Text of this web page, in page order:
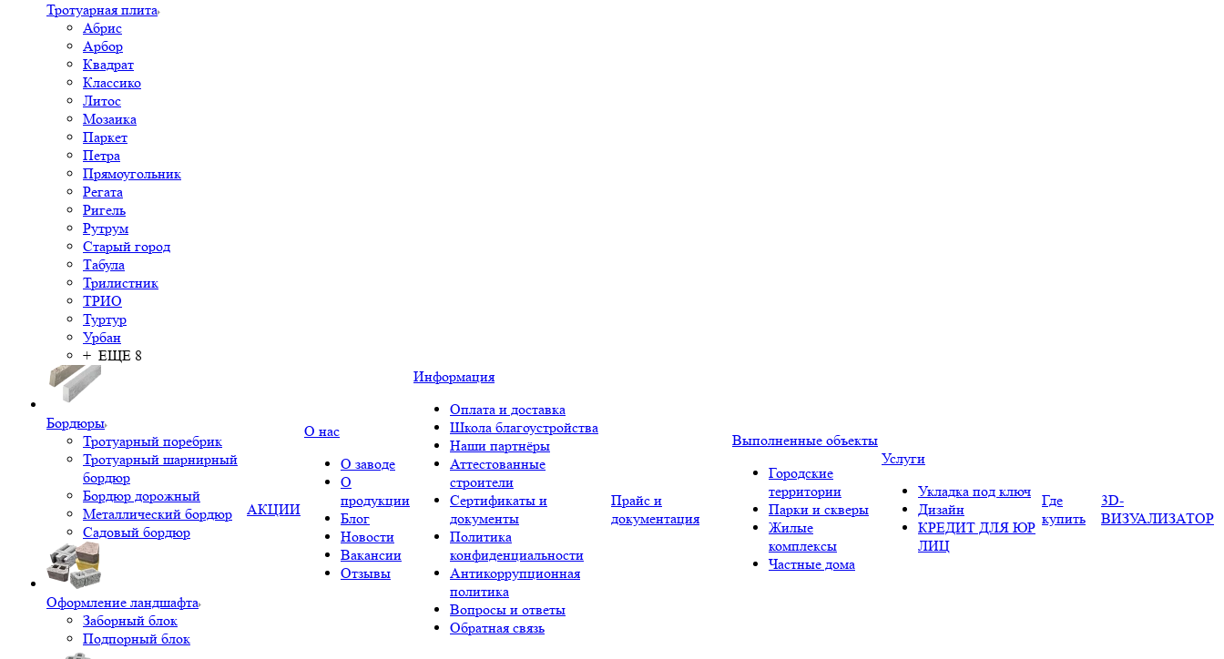
Тротуарная плита
Абрис
Арбор
Квадрат
Классико
Литос
Мозаика
Паркет
Петра
Прямоугольник
Регата
Ригель
Рутрум
Старый город
Табула
Трилистник
ТРИО
Туртур
Урбан
+ ЕЩЕ 8
Бордюры
Тротуарный поребрик
Тротуарный шарнирный
бордюр
Бордюр дорожный
Металлический бордюр
Садовый бордюр
Оформление ландшафта
Заборный блок
Подпорный блок
АКЦИИ
О нас
О заводе
О
продукции
Блог
Новости
Вакансии
Отзывы
Информация
Оплата и доставка
Школа благоустройства
Наши партнёры
Аттестованные
строители
Сертификаты и
документы
Политика
конфиденциальности
Антикоррупционная
политика
Вопросы и ответы
Обратная связь
Прайс и
документация
Выполненные объекты
Городские
территории
Парки и скверы
Жилые
комплексы
Частные дома
Услуги
Укладка под ключ
Дизайн
КРЕДИТ ДЛЯ ЮР
ЛИЦ
Где
купить
3D-
ВИЗУАЛИЗАТОР